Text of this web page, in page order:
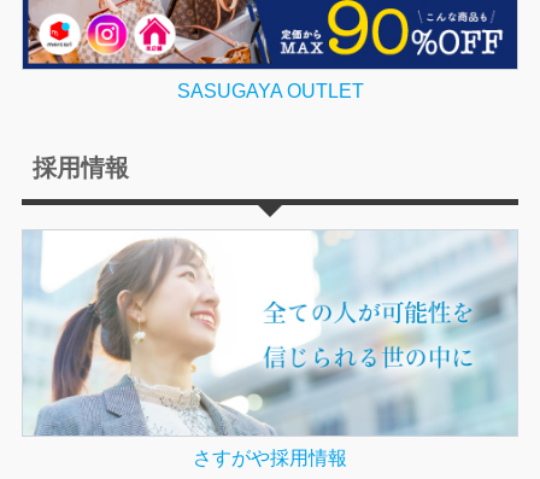
SASUGAYA OUTLET
採用情報
さすがや採用情報